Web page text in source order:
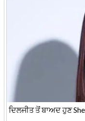
ਦਿਲਜੀਤ ਤੋਂ ਬਾਅਦ ਹੁਣ